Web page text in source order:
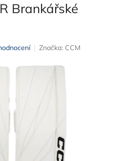
Brankářské
Značka: CCM